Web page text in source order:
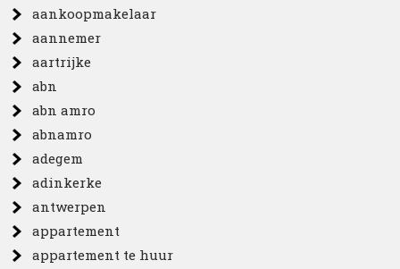
aankoopmakelaar
aannemer
aartrijke
abn
abn amro
abnamro
adegem
adinkerke
antwerpen
appartement
appartement te huur